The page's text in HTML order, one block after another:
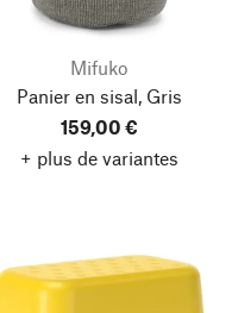
Mifuko
Panier en sisal, Gris
159,00 €
+ plus de variantes